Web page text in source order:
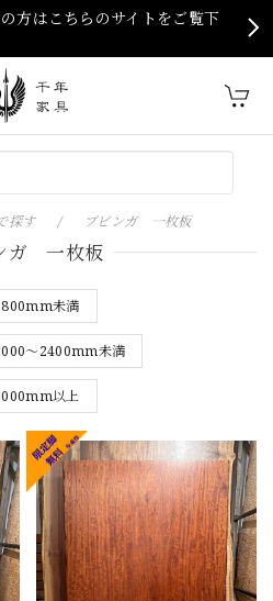
方はこちらのサイトをご覧下
探す ブビンガ 一枚板
ガ 一枚板
未満
～2400mm未満
以上